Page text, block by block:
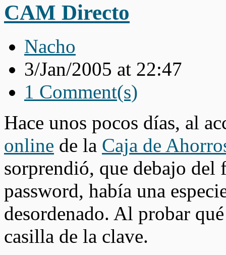
CAM Directo
Nacho
3/Jan/2005 at 22:47
1 Comment(s)
Hace unos pocos días, al
online de la Caja de
sorprendió, que debajo
password, había una
desordenado. Al probar
casilla de la clave.